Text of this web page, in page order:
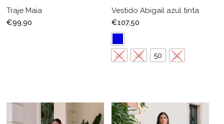
Traje Maia
€99,90
Vestido Abigail azul tinta
€107,50
46 48 50 52